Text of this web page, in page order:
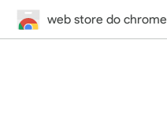
web store do chrome